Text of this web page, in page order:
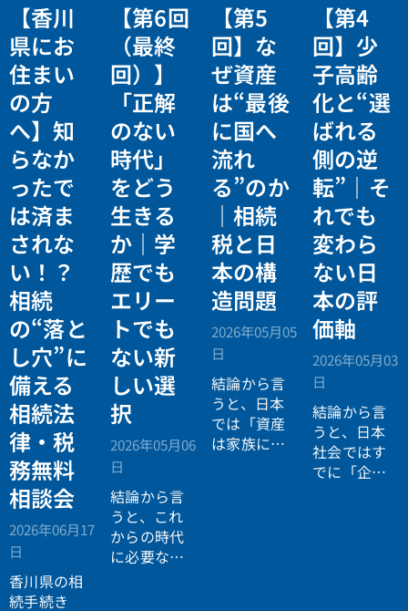
【香川
県にお
住まい
の方
へ】知
らなか
ったで
は済ま
されな
い！？
相続
の“落と
し穴”に
備える
相続法
律・税
務無料
相談会
2026年06月17
日
香川県の相
続手続き
【第6回
（最終
回）】
「正解
のない
時代」
をどう
生きる
か｜学
歴でも
エリー
トでも
ない新
しい選
択
2026年05月06
日
結論から言
うと、これ
からの時代
に必要なの
【第5
回】な
ぜ資産
は“最後
に国へ
流れ
る”のか
｜相続
税と日
本の構
造問題
2026年05月05
日
結論から言
うと、日本
では「資産
は家族に引
【第4
回】少
子高齢
化と“選
ばれる
側の逆
転”｜そ
れでも
変わら
ない日
本の評
価軸
2026年05月03
日
結論から言
うと、日本
社会ではす
でに「企業